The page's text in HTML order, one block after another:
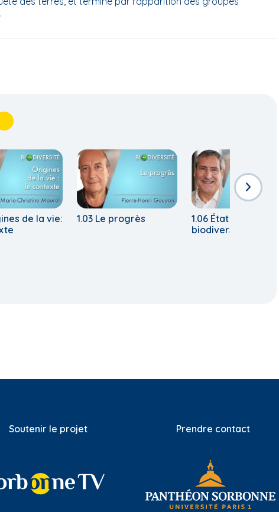
de la vie:
1.03 Le progrès
1.06 État actuel de la
biodiversité
Soutenir le projet Prendre contact